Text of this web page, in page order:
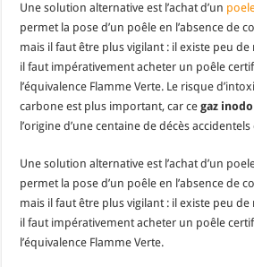
Une solution alternative est l’achat d’un
permet la pose d’un poêle en l’absence de
mais il faut être plus vigilant : il existe peu
il faut impérativement acheter un poêle
l’équivalence Flamme Verte. Le risque
carbone est plus important, car cegaz
l’origine d’une centaine de décès
Une solution alternative est l’achat d’un
permet la pose d’un poêle en l’absence de
mais il faut être plus vigilant : il existe peu
il faut impérativement acheter un poêle
l’équivalence Flamme Verte.